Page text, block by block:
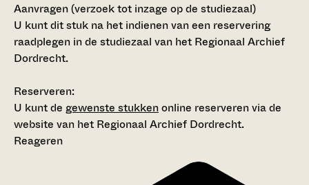
Aanvragen (verzoek tot inzage op de studiezaal)
U kunt dit stuk na het indienen van een reservering
raadplegen in de studiezaal van het Regionaal Archief
Dordrecht.
Reserveren:
U kunt de gewenste stukkenonline reserveren via de
website van het Regionaal Archief Dordrecht.
Reageren